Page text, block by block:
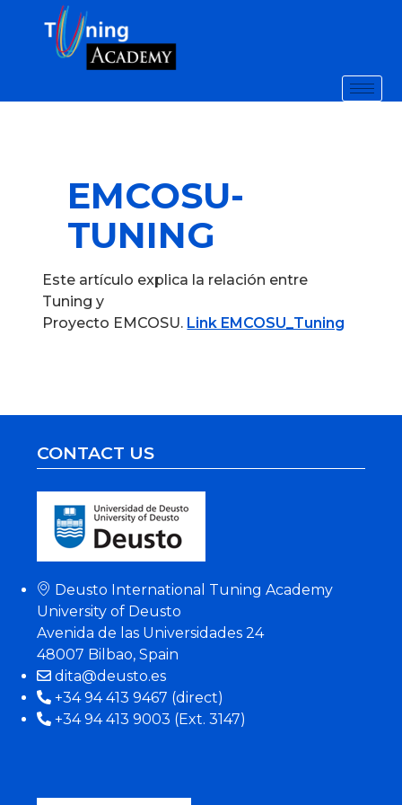
EMCOSU-
TUNING
Este artículo explica la relación entre
Tuning y
Proyecto EMCOSU. Link EMCOSU_Tuning
CONTACT US
Deusto International Tuning Academy
University of Deusto
Avenida de las Universidades 24
48007 Bilbao, Spain
dita@deusto.es
+34 94 413 9467 (direct)
+34 94 413 9003 (Ext. 3147)